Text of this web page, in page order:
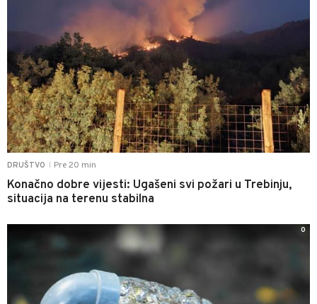
DRUŠTVO Pre 20 min
Konačno dobre vijesti: Ugašeni svi požari u Trebinju,
situacija na terenu stabilna
0